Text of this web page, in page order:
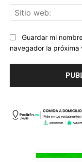
Guardar mi
navegador la próxima